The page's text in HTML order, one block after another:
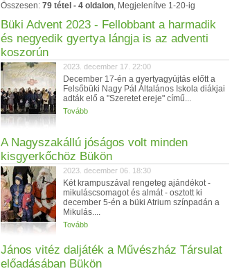
Összesen: 79 tétel - 4 oldalon, Megjelenítve 1-20-ig
Büki Advent 2023 - Fellobbant a harmadik
és negyedik gyertya lángja is az adventi
koszorún
2023. december 17. 22:00
December 17-én a gyertyagyújtás előtt a
Felsőbüki Nagy Pál Általános Iskola diákjai
adták elő a "Szeretet ereje" című...
Tovább
A Nagyszakállú jóságos volt minden
kisgyerkőchöz Bükön
2023. december 06. 18:30
Két krampuszával rengeteg ajándékot -
mikuláscsomagot és almát - osztott ki
december 5-én a büki Atrium színpadán a
Mikulás....
Tovább
János vitéz daljáték a Művészház Társulat
előadásában Bükön